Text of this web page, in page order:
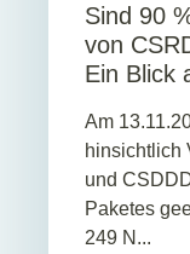
Sind 90
von
Ein Blick
Am
hinsichtlich
und
Paketes
249 N...